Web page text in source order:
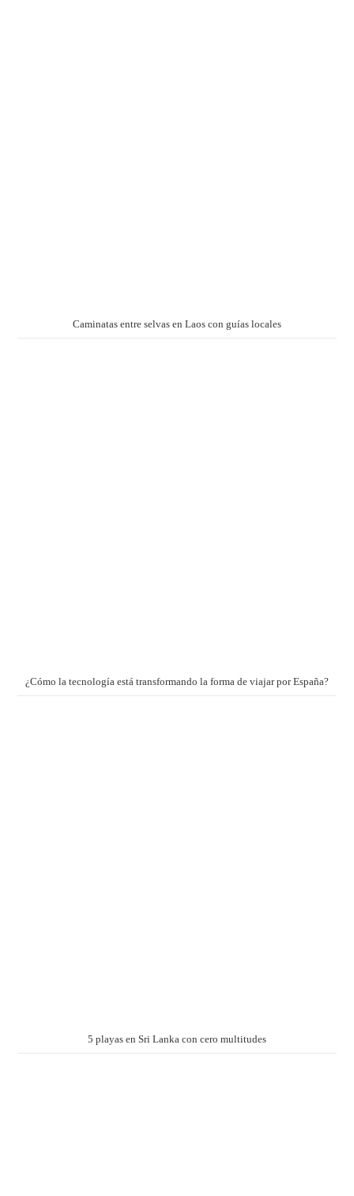
Caminatas entre selvas en Laos con guías locales
¿Cómo la tecnología está transformando la forma de viajar por España?
5 playas en Sri Lanka con cero multitudes